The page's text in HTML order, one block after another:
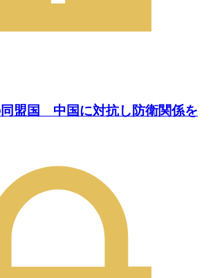
盟国 中国に対抗し防衛関係を